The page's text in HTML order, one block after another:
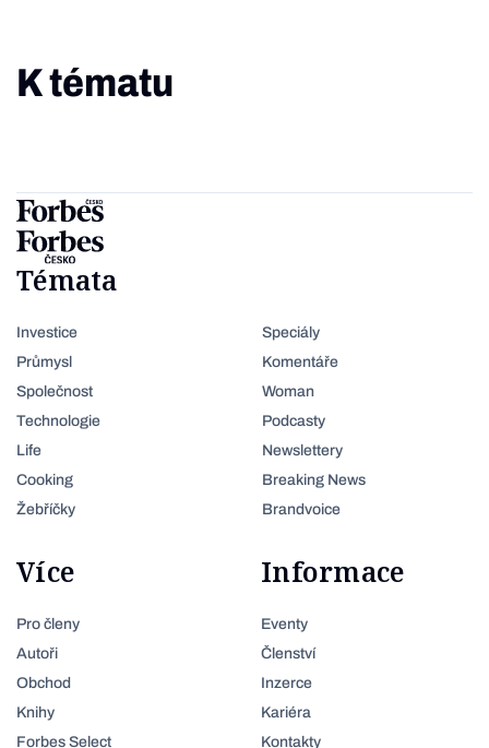
K tématu
Témata
Investice
Průmysl
Společnost
Technologie
Life
Cooking
Žebříčky
Speciály
Komentáře
Woman
Podcasty
Newslettery
Breaking News
Brandvoice
Více
Pro členy
Autoři
Obchod
Knihy
Forbes Select
Informace
Eventy
Členství
Inzerce
Kariéra
Kontakty